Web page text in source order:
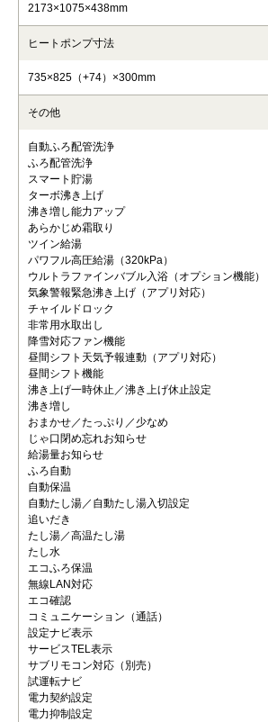
2173×1075×438mm
ヒートポンプ寸法
735×825（+74）×300mm
その他
自動ふろ配管洗浄
ふろ配管洗浄
スマート貯湯
ターボ沸き上げ
沸き増し能力アップ
あらかじめ霜取り
ツイン給湯
パワフル高圧給湯（320kPa）
ウルトラファインバブル入浴（オプション機能）
気象警報緊急沸き上げ（アプリ対応）
チャイルドロック
非常用水取出し
降雪対応ファン機能
昼間シフト天気予報連動（アプリ対応）
昼間シフト機能
沸き上げ一時休止／沸き上げ休止設定
沸き増し
おまかせ／たっぷり／少なめ
じゃ口閉め忘れお知らせ
給湯量お知らせ
ふろ自動
自動保温
自動たし湯／自動たし湯入切設定
追いだき
たし湯／高温たし湯
たし水
エコふろ保温
無線LAN対応
エコ確認
コミュニケーション（通話）
設定ナビ表示
サービスTEL表示
サブリモコン対応（別売）
試運転ナビ
電力契約設定
電力抑制設定